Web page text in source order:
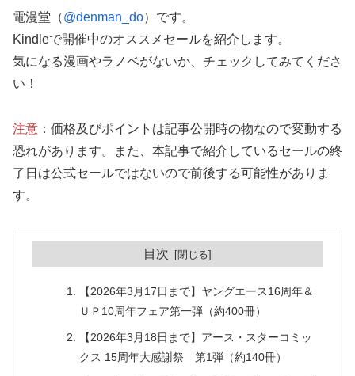
電漫堂（@denman_do）です。
Kindleで開催中のオススメセールを紹介します。
気になる漫画やラノベがないか、チェックしてみてくださ
い！
注意 ：価格及びポイントは記事公開時の物なので変動する
恐れがあります。また、本記事で紹介しているセールの終
了日は公式セールではないので前後する可能性がありま
す。
目次
【2026年3月17日まで】ヤングエース16周年＆
ＵＰ10周年フェア第一弾（約400冊）
【2026年3月18日まで】アース・スターコミッ
クス 15周年大感謝祭 第1弾（約140冊）